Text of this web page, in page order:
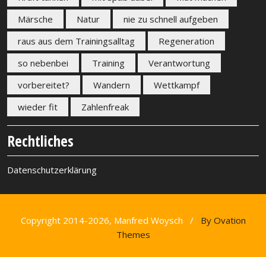
Märsche
Natur
nie zu schnell aufgeben
raus aus dem Trainingsalltag
Regeneration
so nebenbei
Training
Verantwortung
vorbereitet?
Wandern
Wettkampf
wieder fit
Zahlenfreak
Rechtliches
Datenschutzerklärung
Copyright 2014-2026, Manfred Woysch /
By Ovation
Themes